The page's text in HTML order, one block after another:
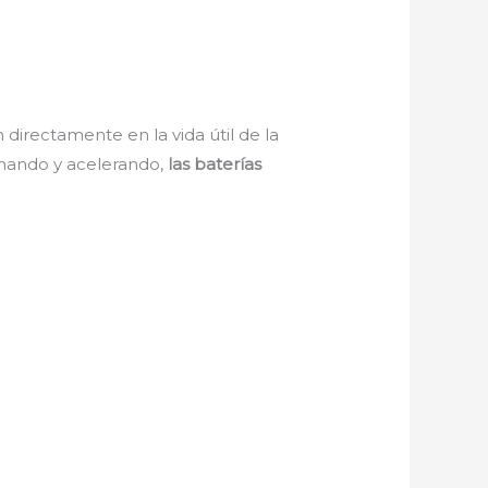
directamente en la vida útil de la
y acelerando, las baterías